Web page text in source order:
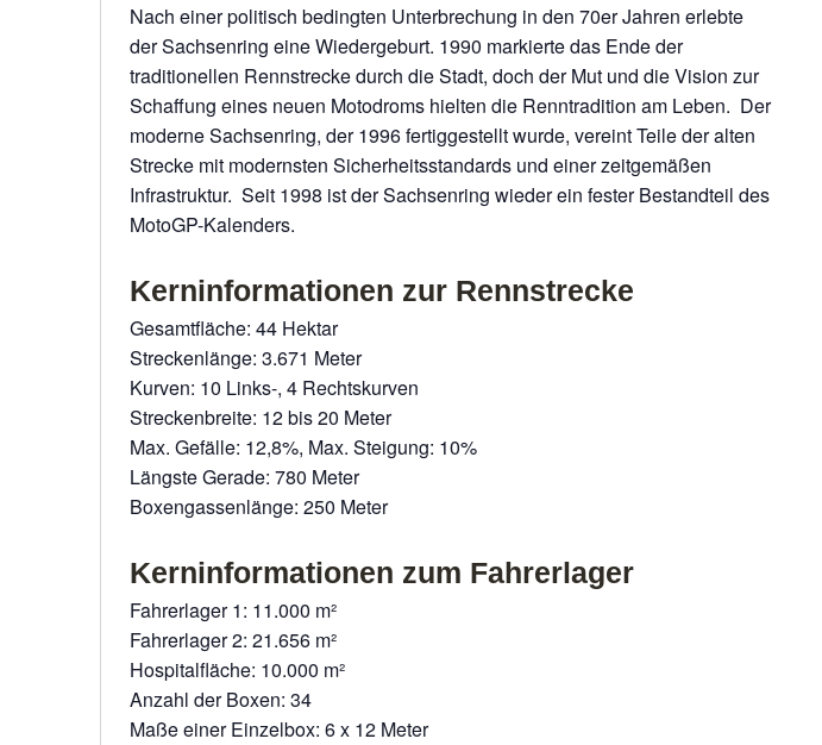
Nach einer politisch bedingten Unterbrechung in den 70er Jahren erlebte
der Sachsenring eine Wiedergeburt. 1990 markierte das Ende der
traditionellen Rennstrecke durch die Stadt, doch der Mut und die Vision zur
Schaffung eines neuen Motodroms hielten die Renntradition am Leben. Der
moderne Sachsenring, der 1996 fertiggestellt wurde, vereint Teile der alten
Strecke mit modernsten Sicherheitsstandards und einer zeitgemäßen
Infrastruktur. Seit 1998 ist der Sachsenring wieder ein fester Bestandteil des
MotoGP-Kalenders.
Kerninformationen zur Rennstrecke
Gesamtfläche: 44 Hektar
Streckenlänge: 3.671 Meter
Kurven: 10 Links-, 4 Rechtskurven
Streckenbreite: 12 bis 20 Meter
Max. Gefälle: 12,8%, Max. Steigung: 10%
Längste Gerade: 780 Meter
Boxengassenlänge: 250 Meter
Kerninformationen zum Fahrerlager
Fahrerlager 1: 11.000 m²
Fahrerlager 2: 21.656 m²
Hospitalfläche: 10.000 m²
Anzahl der Boxen: 34
Maße einer Einzelbox: 6 x 12 Meter